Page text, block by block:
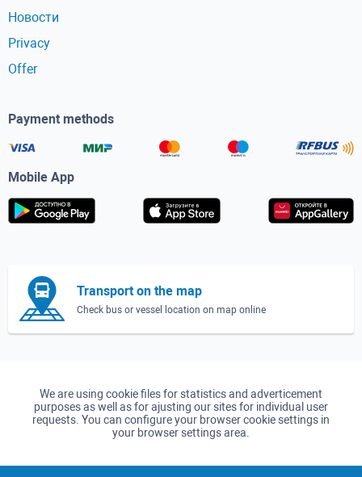
Новости
Privacy
Offer
Payment methods
Mobile App
Transport on the map
Check bus or vessel location on map online
We are using cookie files for statistics and adverticement
purposes as well as for ajusting our sites for individual user
requests. You can configure your browser cookie settings in
your browser settings area.